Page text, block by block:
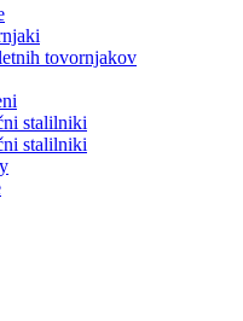
tovornjakov
stalilniki
stalilniki